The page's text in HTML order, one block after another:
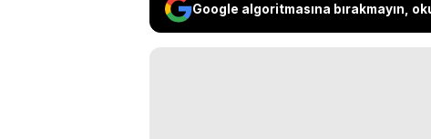
Google algoritmasına bırakmayın,